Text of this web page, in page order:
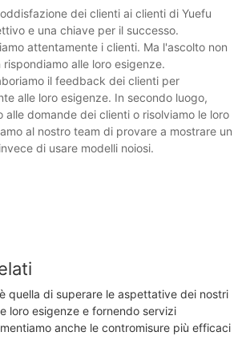
dei clienti ai clienti di Yuefu
e una chiave per il successo.
attentamente i clienti. Ma l'ascolto non
alle loro esigenze.
il feedback dei clienti per
alle loro esigenze. In secondo luogo,
alle domande dei clienti o risolviamo le loro
al nostro team di provare a mostrare un
di usare modelli noiosi.
quella di superare le aspettative dei nostri
loro esigenze e fornendo servizi
anche le contromisure più efficaci